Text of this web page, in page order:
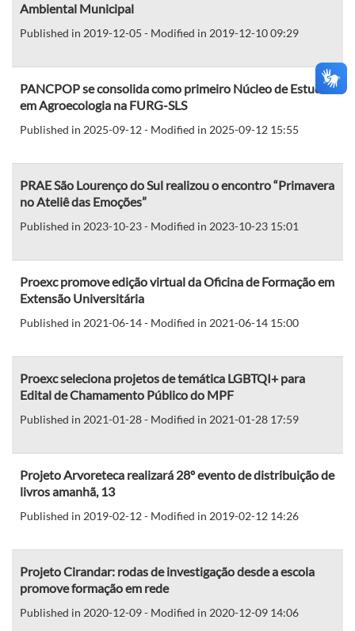
Ambiental Municipal
Published in 2019-12-05 - Modified in 2019-12-10 09:29
PANCPOP se consolida como primeiro Núcleo de Estudos
em Agroecologia na FURG-SLS
Published in 2025-09-12 - Modified in 2025-09-12 15:55
PRAE São Lourenço do Sul realizou o encontro “Primavera
no Ateliê das Emoções”
Published in 2023-10-23 - Modified in 2023-10-23 15:01
Proexc promove edição virtual da Oficina de Formação em
Extensão Universitária
Published in 2021-06-14 - Modified in 2021-06-14 15:00
Proexc seleciona projetos de temática LGBTQI+ para
Edital de Chamamento Público do MPF
Published in 2021-01-28 - Modified in 2021-01-28 17:59
Projeto Arvoreteca realizará 28º evento de distribuição de
livros amanhã, 13
Published in 2019-02-12 - Modified in 2019-02-12 14:26
Projeto Cirandar: rodas de investigação desde a escola
promove formação em rede
Published in 2020-12-09 - Modified in 2020-12-09 14:06